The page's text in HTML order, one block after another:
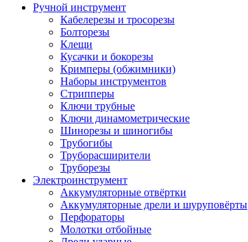
Ручной инструмент
Кабелерезы и тросорезы
Болторезы
Клещи
Кусачки и бокорезы
Кримперы (обжимники)
Наборы инструментов
Стрипперы
Ключи трубные
Ключи динамометрические
Шинорезы и шиногибы
Трубогибы
Труборасширители
Труборезы
Электроинструмент
Аккумуляторные отвёртки
Аккумуляторные дрели и шуруповёрты
Перфораторы
Молотки отбойные